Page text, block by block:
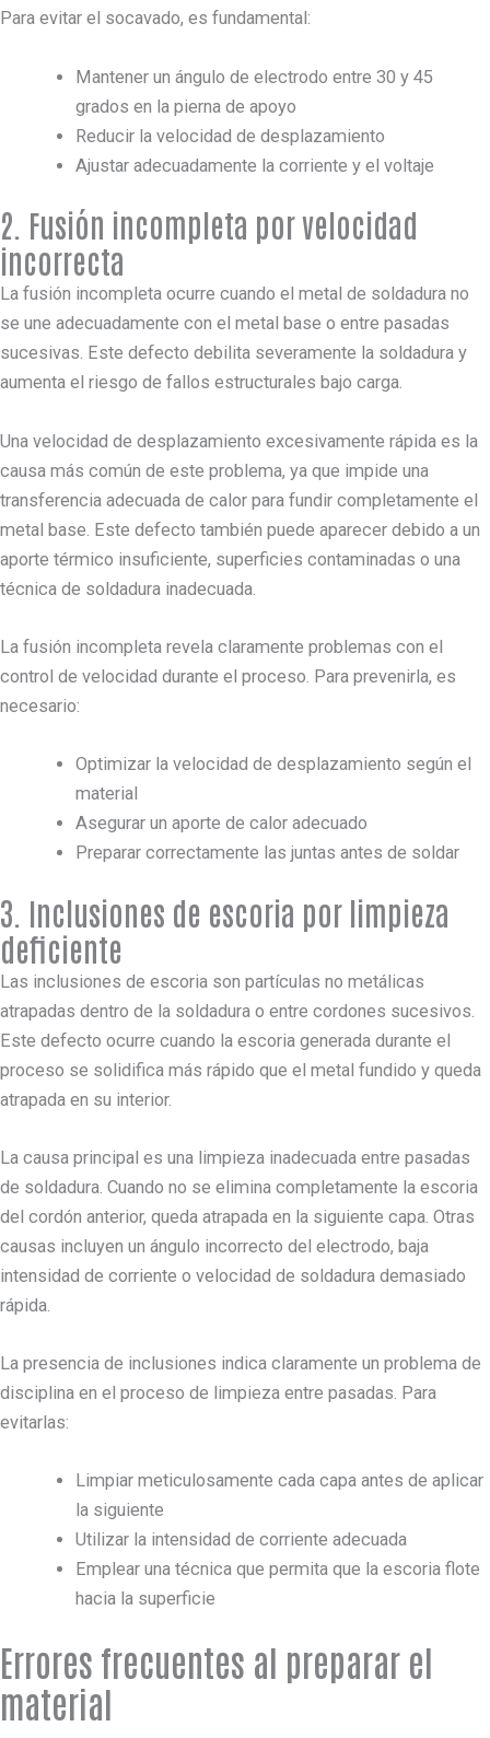
Para evitar el socavado, es fundamental:
Mantener un ángulo de electrodo entre 30 y 45
grados en la pierna de apoyo
Reducir la velocidad de desplazamiento
Ajustar adecuadamente la corriente y el voltaje
2. Fusión incompleta por velocidad
incorrecta
La fusión incompleta ocurre cuando el metal de soldadura no
se une adecuadamente con el metal base o entre pasadas
sucesivas. Este defecto debilita severamente la soldadura y
aumenta el riesgo de fallos estructurales bajo carga.
Una velocidad de desplazamiento excesivamente rápida es la
causa más común de este problema, ya que impide una
transferencia adecuada de calor para fundir completamente el
metal base. Este defecto también puede aparecer debido a un
aporte térmico insuficiente, superficies contaminadas o una
técnica de soldadura inadecuada.
La fusión incompleta revela claramente problemas con el
control de velocidad durante el proceso. Para prevenirla, es
necesario:
Optimizar la velocidad de desplazamiento según el
material
Asegurar un aporte de calor adecuado
Preparar correctamente las juntas antes de soldar
3. Inclusiones de escoria por limpieza
deficiente
Las inclusiones de escoria son partículas no metálicas
atrapadas dentro de la soldadura o entre cordones sucesivos.
Este defecto ocurre cuando la escoria generada durante el
proceso se solidifica más rápido que el metal fundido y queda
atrapada en su interior.
La causa principal es una limpieza inadecuada entre pasadas
de soldadura. Cuando no se elimina completamente la escoria
del cordón anterior, queda atrapada en la siguiente capa. Otras
causas incluyen un ángulo incorrecto del electrodo, baja
intensidad de corriente o velocidad de soldadura demasiado
rápida.
La presencia de inclusiones indica claramente un problema de
disciplina en el proceso de limpieza entre pasadas. Para
evitarlas:
Limpiar meticulosamente cada capa antes de aplicar
la siguiente
Utilizar la intensidad de corriente adecuada
Emplear una técnica que permita que la escoria flote
hacia la superficie
Errores frecuentes al preparar el
material